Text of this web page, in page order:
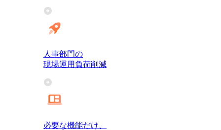
人事部門の
現場運用負荷削減
必要な機能だけ、